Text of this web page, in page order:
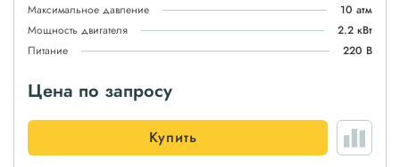
Максимальное давление
10 атм
Мощность двигателя
2.2 кВт
Питание
220 В
Цена по запросу
Купить